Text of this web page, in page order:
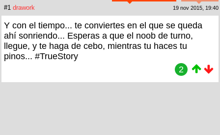
#1 drawork 19 nov 2015, 19:40
Y con el tiempo... te conviertes en el que se queda
ahí sonriendo... Esperas a que el noob de turno,
llegue, y te haga de cebo, mientras tu haces tu
pinos... #TrueStory
2